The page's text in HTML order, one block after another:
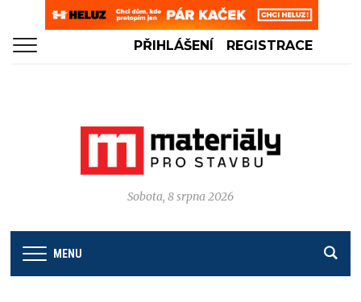
PŘIHLÁŠENÍ REGISTRACE
Sobota, 8 srpna 2026
MENU